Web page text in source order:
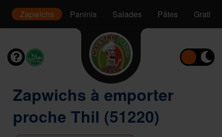
Zapwichs Paninis Salades Pâtes Gratins
Zapwichs à emporter
proche Thil (51220)